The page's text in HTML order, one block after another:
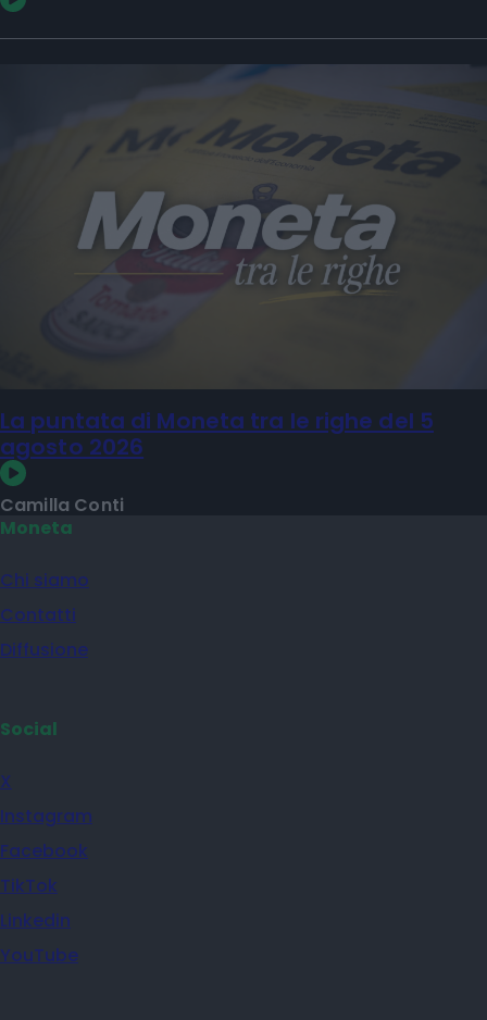
La puntata di Moneta tra le righe del 5
agosto 2026
Camilla Conti
Moneta
Chi siamo
Contatti
Diffusione
Social
X
Instagram
Facebook
TikTok
Linkedin
YouTube